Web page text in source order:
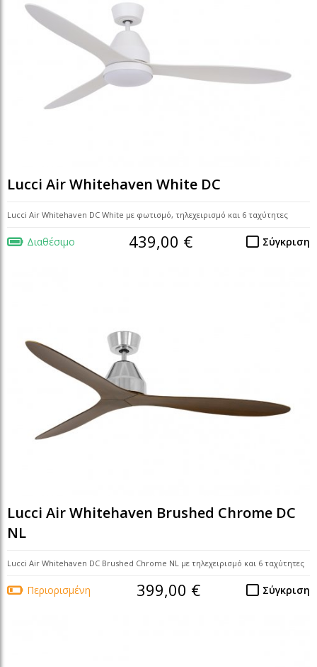
Lucci Air Whitehaven White DC
Lucci Air Whitehaven DC White με φωτισμό, τηλεχειρισμό και 6 ταχύτητες
Διαθέσιμο Σύγκριση
439,00 €
Lucci Air Whitehaven Brushed Chrome DC
NL
Lucci Air Whitehaven DC Brushed Chrome NL με τηλεχειρισμό και 6 ταχύτητες
Περιορισμένη Σύγκριση
399,00 €